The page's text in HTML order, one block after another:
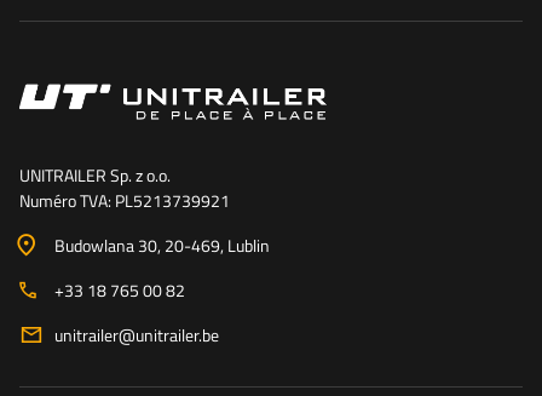
UNITRAILER Sp. z o.o.
Numéro TVA: PL5213739921
Budowlana 30, 20-469, Lublin
+33 18 765 00 82
unitrailer@unitrailer.be